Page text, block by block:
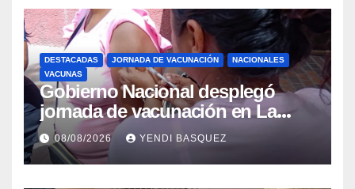
DESTACADAS JORNADA DE VACUNACIÓN
NACIONALES
VACUNAS
Gobierno Nacional desplegó
jornada de vacunación en La
Guaira para garantizar protección
epidemiológica
08/08/2026 YENDI BASQUEZ